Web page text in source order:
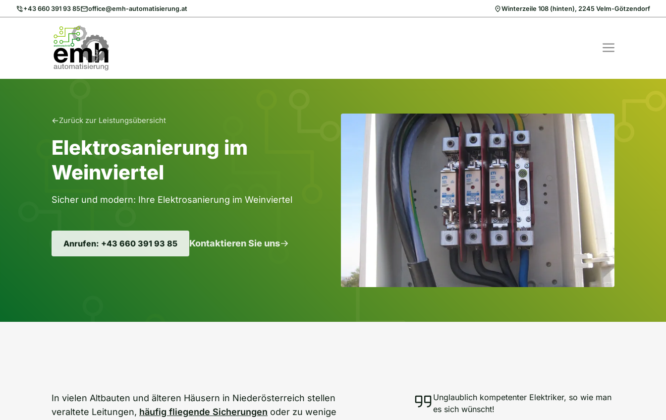
Zum
Inhalt
+43 660 391 93 85 office@emh-automatisierung.at Winterzeile 108 (hinten), 2245 Velm-Götzendorf
MENÜ
Zurück zur Leistungsübersicht
Elektrosanierung im
Weinviertel
Sicher und modern: Ihre Elektrosanierung im Weinviertel
Anrufen: +43 660 391 93 85 Kontaktieren Sie uns
In vielen Altbauten und älteren Häusern in Niederösterreich stellen
veraltete Leitungen, häufig fliegende Sicherungen oder zu wenige
Unglaublich kompetenter Elektriker, so wie man
es sich wünscht!